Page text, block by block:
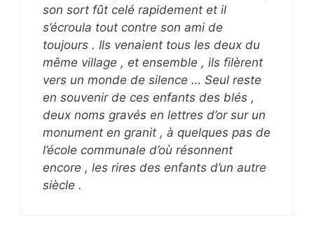
son sort fût celé rapidement et il
s’écroula tout contre son ami de
toujours . Ils venaient tous les deux du
même village , et ensemble , ils filèrent
vers un monde de silence … Seul reste
en souvenir de ces enfants des blés ,
deux noms gravés en lettres d’or sur un
monument en granit , à quelques pas de
l’école communale d’où résonnent
encore , les rires des enfants d’un autre
siècle .